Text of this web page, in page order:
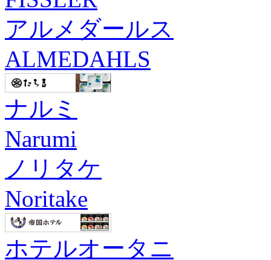
アルメダールス
ALMEDAHLS
ナルミ
Narumi
ノリタケ
Noritake
ホテルオータニ